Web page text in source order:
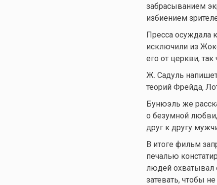
забрасыванием
избиением
Пресса осуждала
исключили из
его от церкви,
Ж. Садуль
теорий Фрейда,
Бунюэль же
о безумной
друг к другу
В итоге фильм
печалью
людей охватывал
затевать, чтобы